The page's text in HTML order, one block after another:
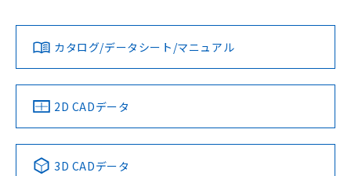
ダウンロードデータをご利用いただく前に、以下を必ずお読
みください。
ソフトウェアの使用条件
対応済み
中国 RoHS 注意事項・凡例
LR型式承認
（イギリス
船舶規格）
DNV型式承認
（ノルウェー
BV型式承認
（フランス
KR型式
（韓国
No No No No
カタログ/データシート/マニュアル
2D CADデータ
3D CADデータ